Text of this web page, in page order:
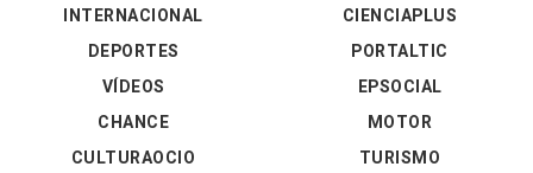
INTERNACIONAL
DEPORTES
VÍDEOS
CIENCIAPLUS
PORTALTIC
EPSOCIAL
CHANCE
CULTURAOCIO
MOTOR
TURISMO